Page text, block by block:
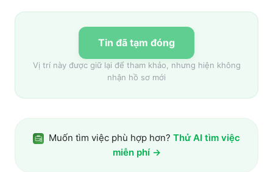
Tin đã tạm đóng
Vị trí này được giữ lại để tham khảo, nhưng hiện không
nhận hồ sơ mới
Muốn tìm việc phù hợp hơn? Thử AI tìm việc
miễn phí →